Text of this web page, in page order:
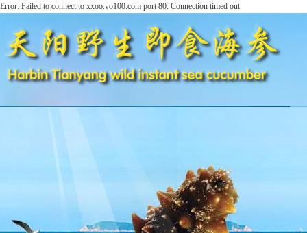
Error: Failed to connect to xxoo.vo100.com port 80: Connection timed out